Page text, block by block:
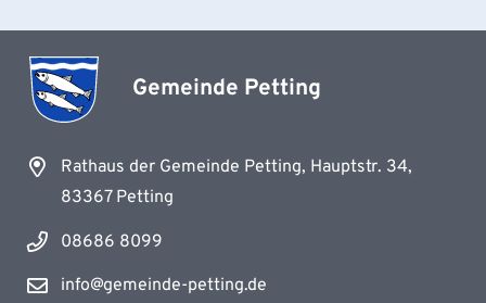
Gemeinde Petting
Rathaus der Gemeinde Petting, Hauptstr. 34,
83367 Petting
08686 8099
info@gemeinde-petting.de